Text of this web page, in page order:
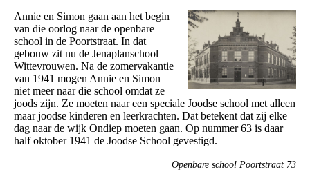
Annie en Simon gaan aan het begin
van die oorlog naar de openbare
school in de Poortstraat. In dat
gebouw zit nu de Jenaplanschool
Wittevrouwen. Na de zomervakantie
van 1941 mogen Annie en Simon
niet meer naar die school omdat ze
joods zijn. Ze moeten naar een speciale Joodse school met alleen
maar joodse kinderen en leerkrachten. Dat betekent dat zij elke
dag naar de wijk Ondiep moeten gaan. Op nummer 63 is daar
half oktober 1941 de Joodse School gevestigd.
Openbare school Poortstraat 73